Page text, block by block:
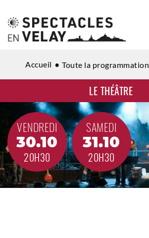
LE THÉÂTRE
Accueil Toute la programmation
VENDREDI
30.10
20H30
SAMEDI
31.10
20H30